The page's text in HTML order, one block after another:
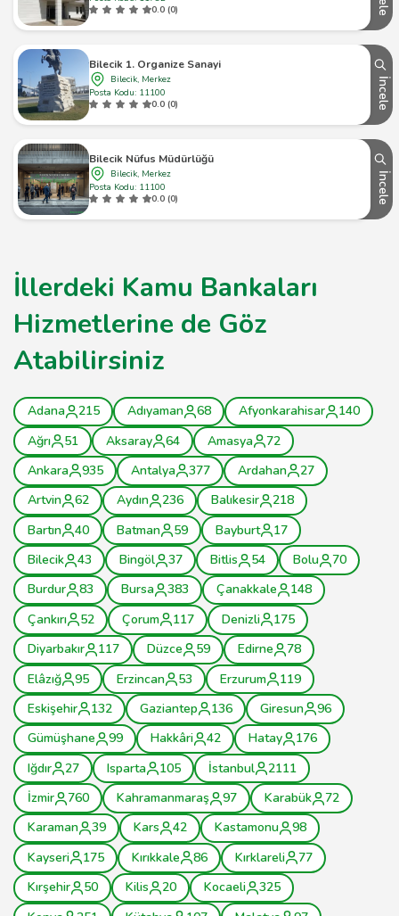
0.0 (0)
Bilecik 1. Organize Sanayi
Bilecik, Merkez
Posta Kodu: 11100
0.0 (0)
İncele
Bilecik Nüfus Müdürlüğü
Bilecik, Merkez
Posta Kodu: 11100
0.0 (0)
İncele
İllerdeki Kamu Bankaları
Hizmetlerine de Göz
Atabilirsiniz
Adana 215 Adıyaman 68 Afyonkarahisar
140
Ağrı
51 Aksaray 64 Amasya
72
Ankara
935 Antalya 377 Ardahan
27
Artvin
62 Aydın 236 Balıkesir
218
Bartın
40 Batman 59 Bayburt
17
Bilecik
43 Bingöl 37 Bitlis 54 Bolu
70
Burdur
83 Bursa 383 Çanakkale
148
Çankırı
52 Çorum 117 Denizli
175
Diyarbakır
117 Düzce 59 Edirne
78
Elâzığ
95 Erzincan 53 Erzurum
119
Eskişehir
132 Gaziantep 136 Giresun
96
Gümüşhane
99 Hakkâri 42 Hatay
176
Iğdır
27 Isparta 105 İstanbul
2111
İzmir
760 Kahramanmaraş 97 Karabük
72
Karaman
39 Kars 42 Kastamonu
98
Kayseri
175 Kırıkkale 86 Kırklareli
77
Kırşehir
50 Kilis 20 Kocaeli
325